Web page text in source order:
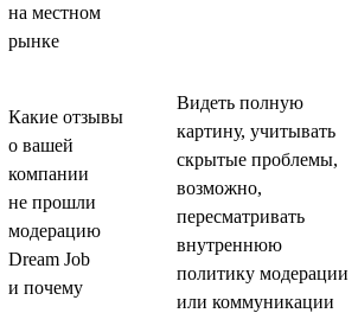
на местном
рынке
Какие отзывы
о вашей
компании
не прошли
модерацию
Dream Job
и почему
Видеть полную
картину, учитывать
скрытые проблемы,
возможно,
пересматривать
внутреннюю
политику модерации
или коммуникации